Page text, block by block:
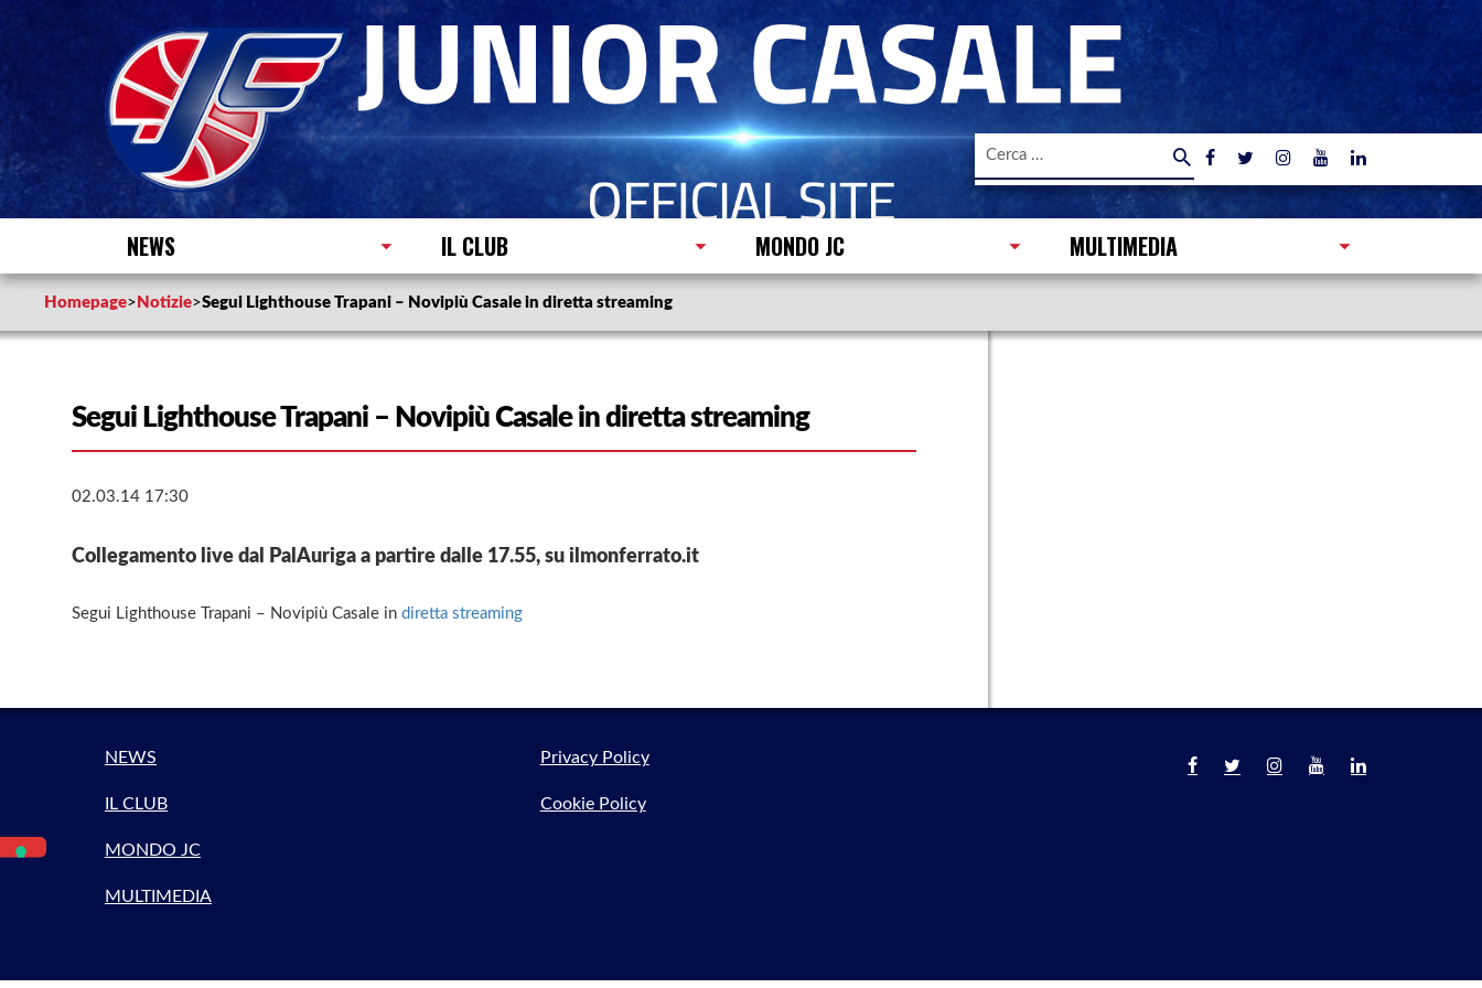
Ricerca
NEWS IL CLUB MONDO JC MULTIMEDIA
Homepage> Notizie>Segui Lighthouse Trapani – Novipiù Casale in diretta streaming
Segui Lighthouse Trapani – Novipiù Casale in diretta streaming
02.03.14 17:30
Collegamento live dal PalAuriga a partire dalle 17.55, su ilmonferrato.it
Segui Lighthouse Trapani – Novipiù Casale in diretta streaming
NEWS
IL CLUB
MONDO JC
MULTIMEDIA
Privacy Policy
Cookie Policy